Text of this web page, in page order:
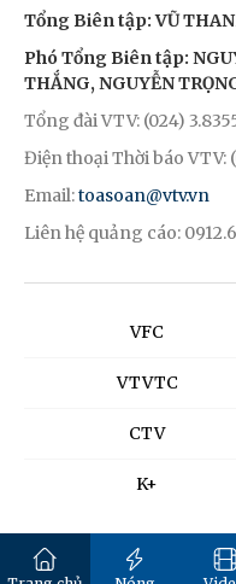
Tổng Biên tập: VŨ
Phó Tổng Biên tập:
THẮNG, NGUYỄN
Tổng đài VTV: (024)
Điện thoại Thời báo VTV:
Email:toasoan@vtv.vn
Liên hệ quảng cáo:
VFC
VTVTC
CTV
K+